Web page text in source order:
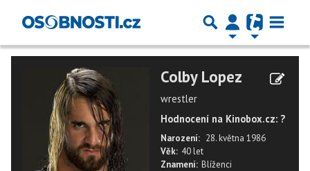
Colby Lopez
wrestler
Hodnocení na Kinobox.cz: ?
Narození: 28. května 1986
Věk: 40 let
Znamení: Blíženci